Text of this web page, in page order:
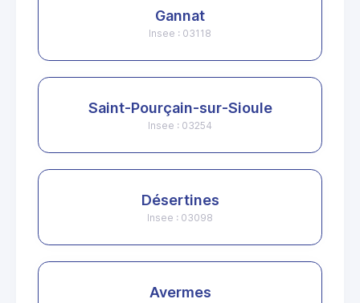
Gannat
Insee : 03118
Saint-Pourçain-sur-Sioule
Insee : 03254
Désertines
Insee : 03098
Avermes